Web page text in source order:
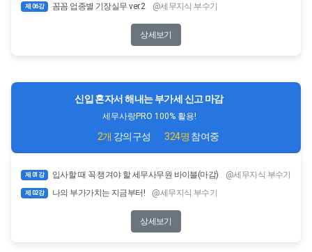
제 06강 꼼꼼 업종별 기장실무 ver.2 @세무지식 부수기
상세보기
신입 혼자서 해내는 부가세 신고 마감
세무사랑PRO 100% 활용!
2개 강의구성 324명 참여중
제 01강 입사할 때 꼭 챙겨야 할 세무사무원 바이블(마감) @세무지식 부수기
제 02강 나의 부가가치는 지금부터! @세무지식 부수기
상세보기